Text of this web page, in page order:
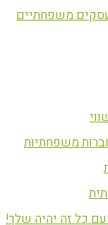
משפחתיים
משפחתיות
כל זה יהיה שלך!